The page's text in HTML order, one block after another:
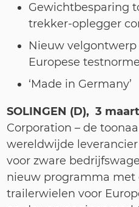
Gewichtbesparing
trekker-oplegger
Nieuw
Europese
‘Made in Germany’
SOLINGEN (D), 3
Corporation – de
wereldwijde
voor zware
nieuw programma met
trailerwielen voor